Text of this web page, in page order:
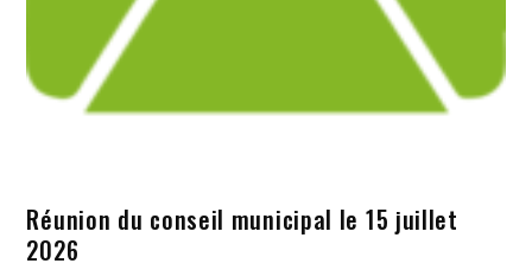
Réunion du conseil municipal le 15 juillet
2026